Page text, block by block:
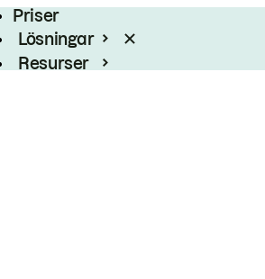
Priser
Lösningar
Resurser